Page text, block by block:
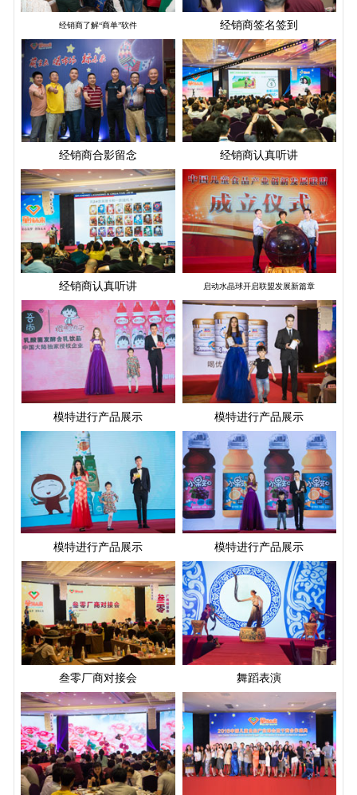
经销商了解“商单”软件 经销商签名签到
经销商合影留念 经销商认真听讲
经销商认真听讲 启动水晶球开启联盟发展新篇章
模特进行产品展示 模特进行产品展示
模特进行产品展示 模特进行产品展示
叁零厂商对接会 舞蹈表演